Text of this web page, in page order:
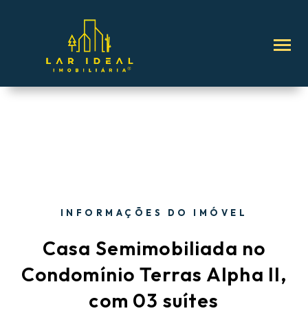
INFORMAÇÕES DO IMÓVEL
Casa Semimobiliada no
Condomínio Terras Alpha II,
com 03 suítes